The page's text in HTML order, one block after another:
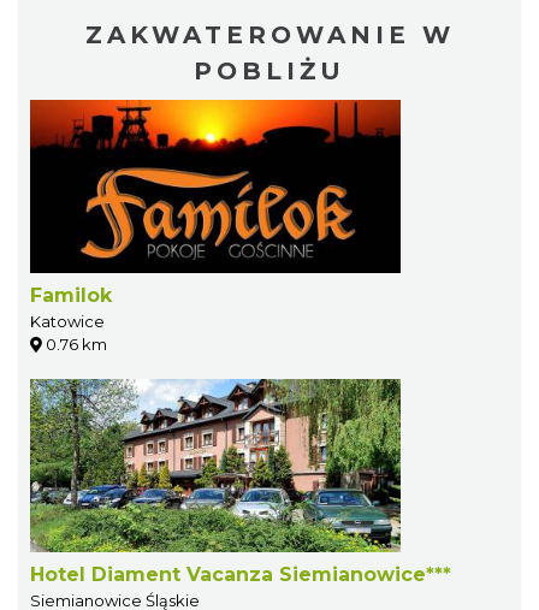
ZAKWATEROWANIE W
POBLIŻU
Familok
Katowice
0.76 km
Hotel Diament Vacanza Siemianowice***
Siemianowice Śląskie